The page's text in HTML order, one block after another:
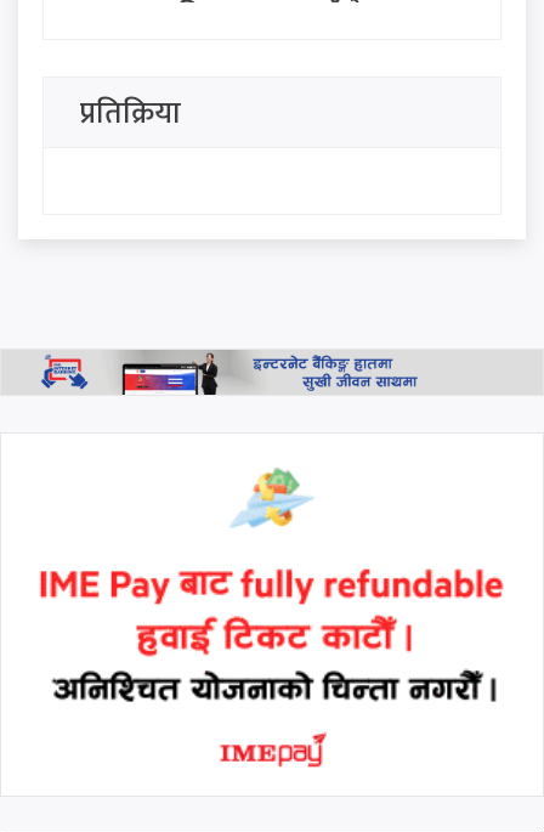
प्रज्ञा प्रतिष्ठानहरूमा नयाँ नेतृत्व:
कुलपति
आदेश जारी
जित्ने उपभोक्ता को हुन्?
प्रतिक्रिया